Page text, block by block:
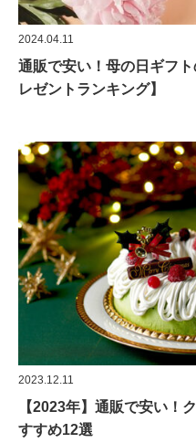
2024.04.11
通販で安い！母の日ギフ
レゼントランキング】
2023.12.11
【2023年】通販で安い！
すすめ12選